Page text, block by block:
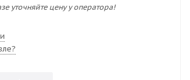
уточняйте цену у оператора!